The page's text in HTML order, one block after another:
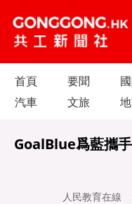
首頁 要聞
汽車
文旅
GoalBlue爲藍攜
人民教育在線